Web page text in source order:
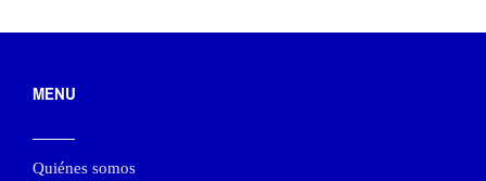
MENU
Quiénes somos